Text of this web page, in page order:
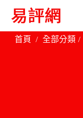
首頁 全部分類